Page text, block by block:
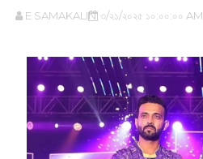
E SAMAKALIN ৩/২১/২০২৫ ১০:০০:০০ AM